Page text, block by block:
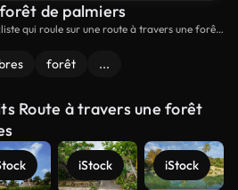
de palmiers
qui roule sur une route à travers une forêt
forêt ...
Route à travers une forêt
iStock iStock